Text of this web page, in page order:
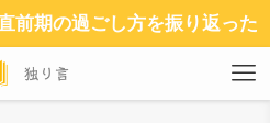
前期の過ごし方を振り返った